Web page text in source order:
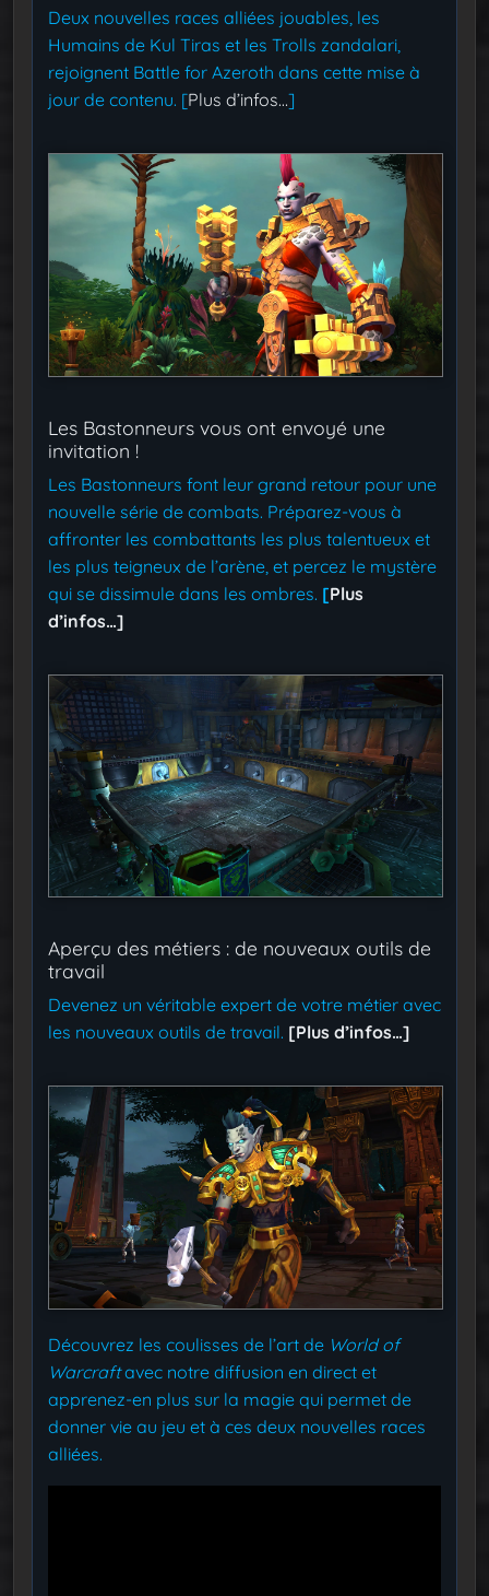
Deux nouvelles races alliées jouables, les
Humains de Kul Tiras et les Trolls zandalari,
rejoignent Battle for Azeroth dans cette mise à
jour de contenu. [Plus d’infos…]
Les Bastonneurs vous ont envoyé une
invitation !
Les Bastonneurs font leur grand retour pour une
nouvelle série de combats. Préparez-vous à
affronter les combattants les plus talentueux et
les plus teigneux de l’arène, et percez le mystère
qui se dissimule dans les ombres. [Plus
d’infos…]
Aperçu des métiers : de nouveaux outils de
travail
Devenez un véritable expert de votre métier avec
les nouveaux outils de travail. [Plus d’infos…]
Découvrez les coulisses de l’art de World of
Warcraftavec notre diffusion en direct et
apprenez-en plus sur la magie qui permet de
donner vie au jeu et à ces deux nouvelles races
alliées.